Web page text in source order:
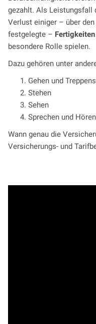
gezahlt. Als Leistungsfall
Verlust einiger – über
festgelegte –
besondere Rolle spielen.
Dazu gehören unter
Gehen und
Stehen
Sehen
Sprechen und
Wann genau die
Versicherungs- und